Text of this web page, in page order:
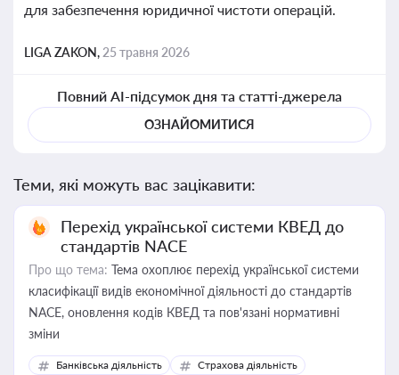
для забезпечення юридичної чистоти операцій.
LIGA ZAKON, 25 травня 2026
Повний AI-підсумок дня та статті-джерела
ОЗНАЙОМИТИСЯ
Теми, які можуть вас зацікавити:
Перехід української системи КВЕД до
стандартів NACE
Про що тема: Тема охоплює перехід української системи
класифікації видів економічної діяльності до стандартів
NACE, оновлення кодів КВЕД та пов'язані нормативні
зміни
Банківська діяльність
Страхова діяльність